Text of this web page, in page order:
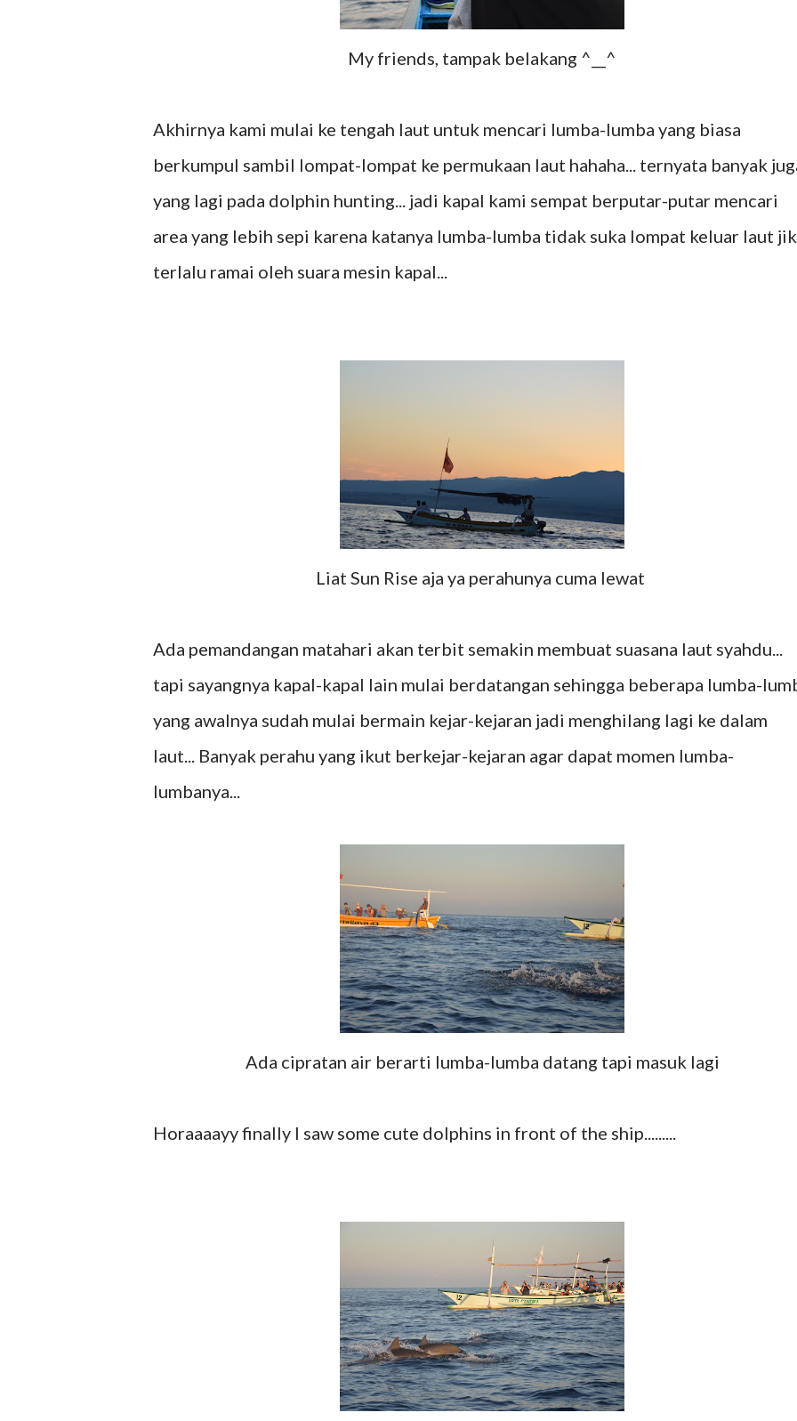
My friends, tampak belakang ^__^
Akhirnya kami mulai ke tengah laut untuk mencari lumba-lumba yang biasa
berkumpul sambil lompat-lompat ke permukaan laut hahaha... ternyata banyak
yang lagi pada dolphin hunting... jadi kapal kami sempat berputar-putar mencari
area yang lebih sepi karena katanya lumba-lumba tidak suka lompat keluar laut
terlalu ramai oleh suara mesin kapal...
Liat Sun Rise aja ya perahunya cuma lewat
Ada pemandangan matahari akan terbit semakin membuat suasana laut syahdu...
tapi sayangnya kapal-kapal lain mulai berdatangan sehingga beberapa lumba-
yang awalnya sudah mulai bermain kejar-kejaran jadi menghilang lagi ke dalam
laut... Banyak perahu yang ikut berkejar-kejaran agar dapat momen lumba-
lumbanya...
Ada cipratan air berarti lumba-lumba datang tapi masuk lagi
Horaaaayy finally I saw some cute dolphins in front of the ship.........